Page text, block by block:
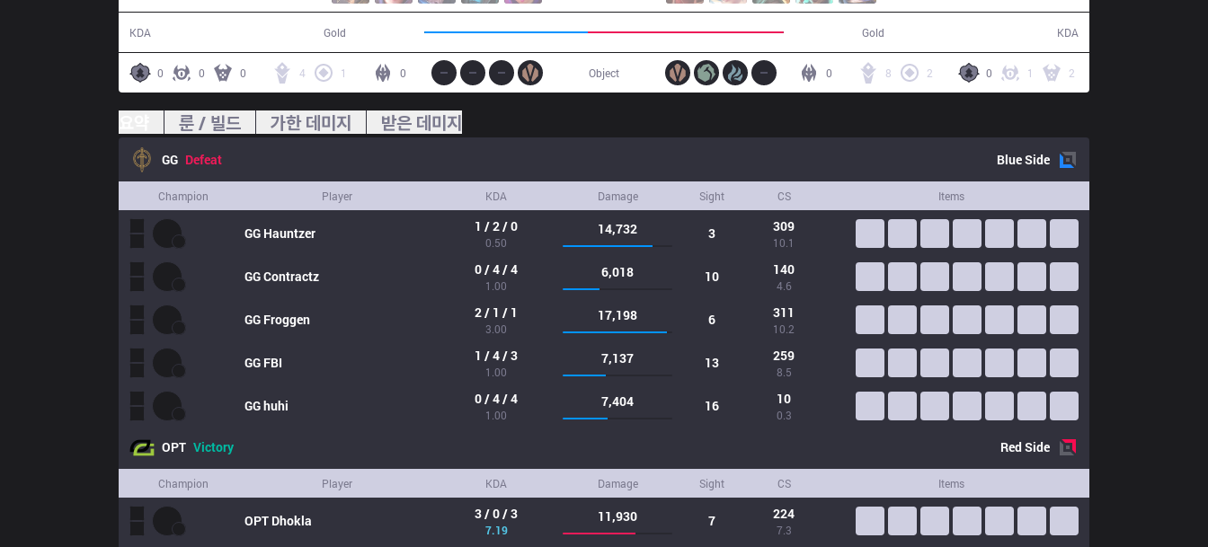
KDA Gold Gold KDA
0 0 0 4 1 0 0 1 2
8 2
0
Object
룬 / 빌드 가한 데미지 받은 데미지
GG Defeat BlueSide
Champion Player KDA Damage Sight CS Items
GG Hauntzer 1 / 2 / 0
0.50
14,732 3 309
10.1
GGContractz 0 / 4 / 4
1.00
6,018 10 140
4.6
GG Froggen 2 / 1 / 1
3.00
17,198 6 311
10.2
GG FBI 1 / 4 / 3
1.00
7,137 13 259
8.5
GGhuhi 0 / 4 / 4
1.00
7,404 16 10
0.3
OPT Victory RedSide
Champion Player KDA Damage Sight CS Items
OPT Dhokla 3 / 0 / 3
7.19
11,930 7 224
7.3